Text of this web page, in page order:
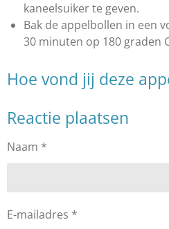
kaneelsuiker te geven.
Bak de appelbollen in een
30 minuten op 180 graden
Hoe vond jij deze
Reactie plaatsen
Naam *
E-mailadres *